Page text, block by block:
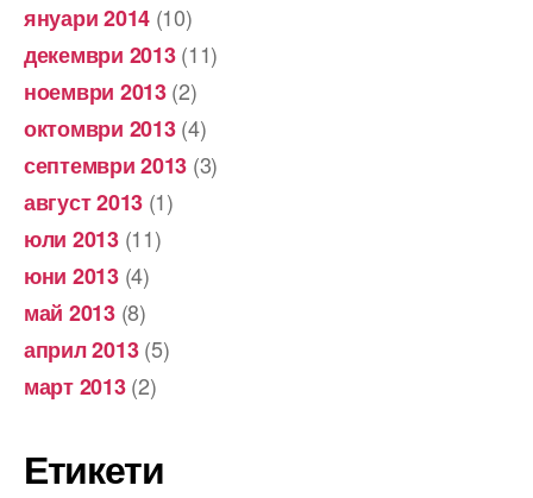
януари 2014 (10)
декември 2013(11)
ноември 2013(2)
октомври 2013(4)
септември 2013 (3)
август 2013 (1)
юли 2013(11)
юни 2013(4)
май 2013(8)
април 2013(5)
март 2013(2)
Етикети